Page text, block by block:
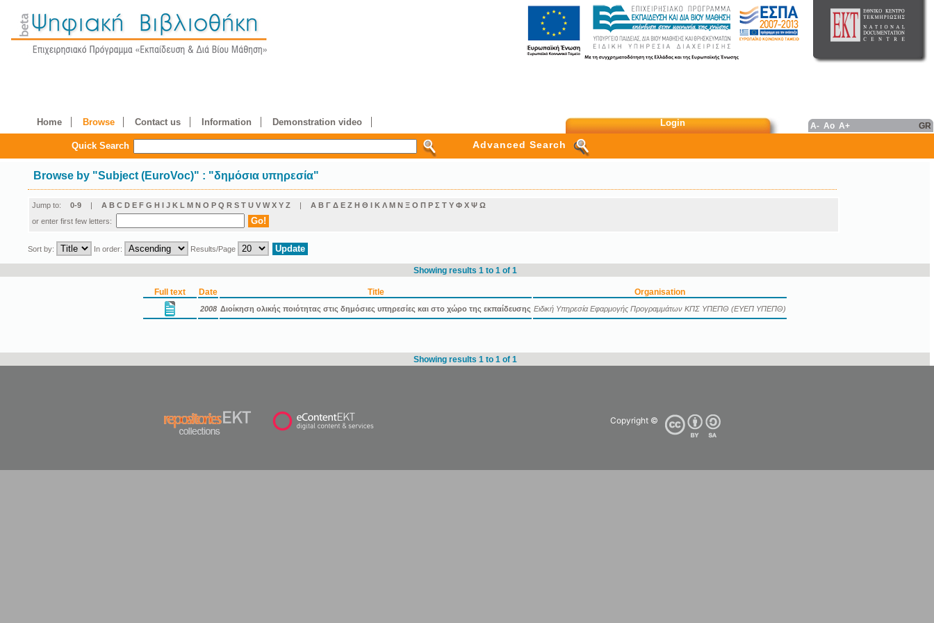
Home Browse Contact us Information Demonstration video Login A- Ao A+ GR
Quick Search Advanced Search
Browse by "Subject (EuroVoc)" : "δημόσια υπηρεσία"
Jump to: 0-9 | A B C D E F G H I J K L M N O P Q R S T U V W X Y Z | Α Β Γ Δ Ε Ζ Η Θ Ι Κ Λ Μ Ν Ξ Ο Π Ρ Σ Τ Υ Φ Χ Ψ Ω
or enter first few letters:
Sort by: In order: Results/Page
Showing results 1 to 1 of 1
Full text Date Title Organisation
2008 Διοίκηση ολικής ποιότητας στις δημόσιες υπηρεσίες και στο χώρο της εκπαίδευσης Ειδική Υπηρεσία Εφαρμογής Προγραμμάτων ΚΠΣ ΥΠΕΠΘ (ΕΥΕΠ ΥΠΕΠΘ)
Showing results 1 to 1 of 1